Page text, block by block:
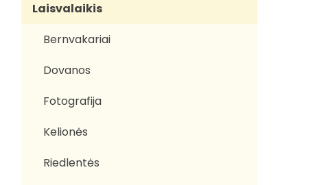
Laisvalaikis
Bernvakariai
Dovanos
Fotografija
Kelionės
Riedlentės